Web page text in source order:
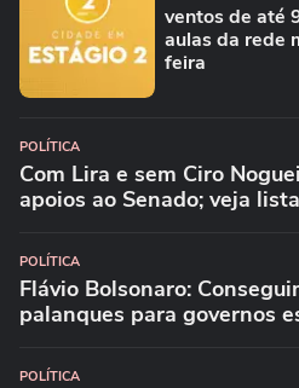
ventos de até
aulas da rede
feira
POLÍTICA
Com Lira e sem Ciro
apoios ao Senado; veja lista
POLÍTICA
Flávio Bolsonaro:
palanques para governos
POLÍTICA